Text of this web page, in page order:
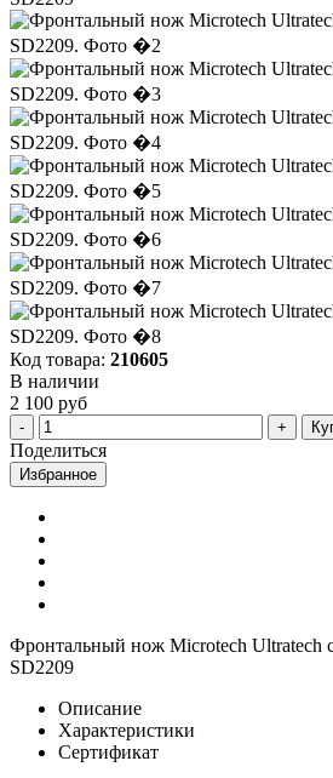
Код товара: 210605
В наличии
2 100 руб
Поделиться
Избранное
Фронтальный нож Microtech Ultratech
SD2209
Описание
Характеристики
Сертификат